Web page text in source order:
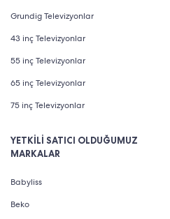
Grundig Televizyonlar
43 inç Televizyonlar
55 inç Televizyonlar
65 inç Televizyonlar
75 inç Televizyonlar
YETKİLİ SATICI OLDUĞUMUZ
MARKALAR
Babyliss
Beko